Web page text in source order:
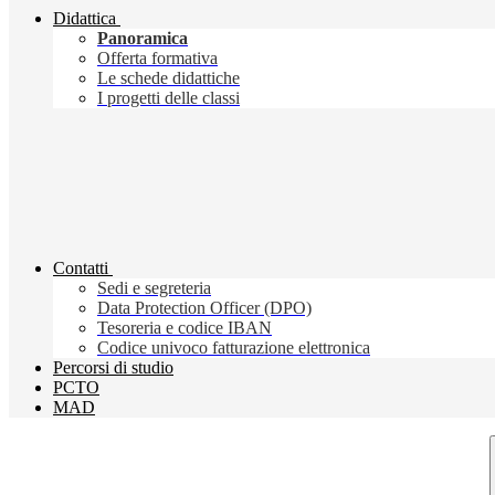
Didattica
Panoramica
Offerta formativa
Le schede didattiche
I progetti delle classi
Contatti
Sedi e segreteria
Data Protection Officer (DPO)
Tesoreria e codice IBAN
Codice univoco fatturazione elettronica
Percorsi di studio
PCTO
MAD